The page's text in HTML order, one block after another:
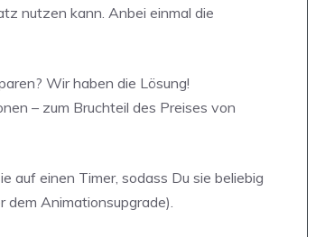
nutzen kann. Anbei einmal die
Wir haben die Lösung!
– zum Bruchteil des Preises von
auf einen Timer, sodass Du sie beliebig
Animationsupgrade).